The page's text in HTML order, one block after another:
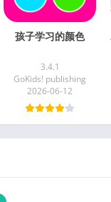
孩子学习的颜色
3.4.1
GoKids! publishing
2026-06-12